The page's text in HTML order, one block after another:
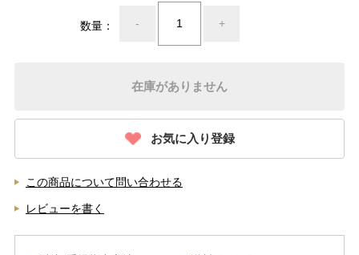
数量： - +
お気に入り登録
在庫がありません
この商品について問い合わせる
レビューを書く